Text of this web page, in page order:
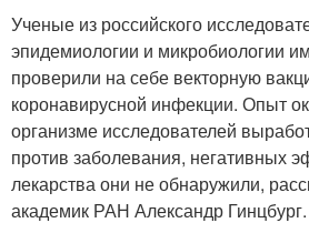
Ученые из российского
эпидемиологии и микробиологии
проверили на себе векторную
коронавирусной инфекции. Опыт
организме исследователей
против заболевания, негативных
лекарства они не обнаружили,
академик РАН Александр Гинцбург.